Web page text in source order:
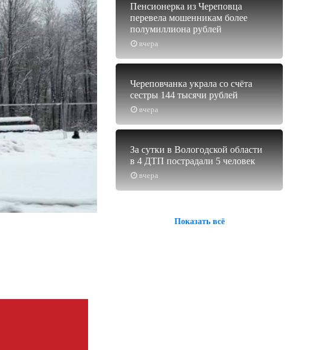
вчера
Пенсионерка из Череповца
перевела мошенникам более
полумиллиона рублей
вчера
Череповчанка украла со счёта
сестры 144 тысячи рублей
вчера
За сутки в Вологодской области
в 4 ДТП пострадали 5 человек
Показать всё